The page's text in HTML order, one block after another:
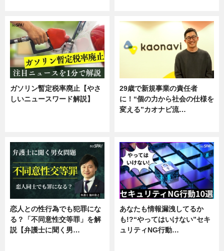
ガソリン暫定税率廃止【やさ
しいニュースワード解説】
29歳で新規事業の責任者
に！“個の力から社会の仕様を
変える”カオナビ流…
恋人との性行為でも犯罪にな
る？「不同意性交等罪」を解
説【弁護士に聞く男…
あなたも情報漏洩してるか
も!?“やってはいけない”セキ
ュリティNG行動…